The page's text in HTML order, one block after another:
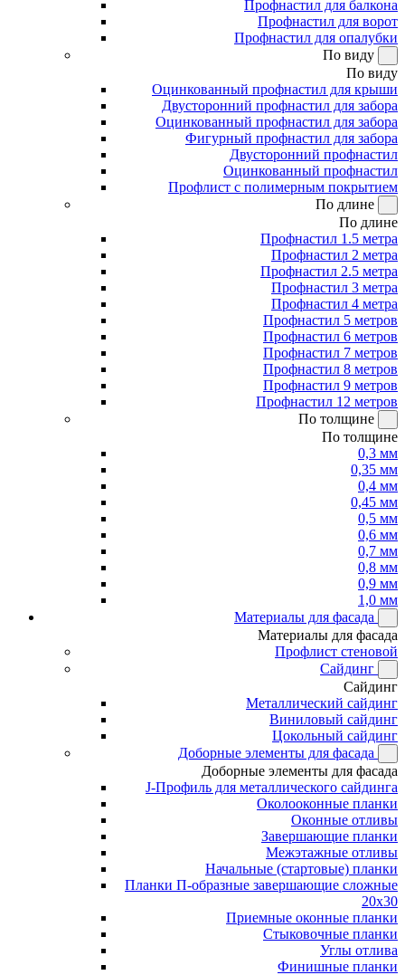
Профнастил для балкона
Профнастил для ворот
Профнастил для опалубки
По виду
По виду
Оцинкованный профнастил для крыши
Двусторонний профнастил для забора
Оцинкованный профнастил для забора
Фигурный профнастил для забора
Двусторонний профнастил
Оцинкованный профнастил
Профлист с полимерным покрытием
По длине
По длине
Профнастил 1.5 метра
Профнастил 2 метра
Профнастил 2.5 метра
Профнастил 3 метра
Профнастил 4 метра
Профнастил 5 метров
Профнастил 6 метров
Профнастил 7 метров
Профнастил 8 метров
Профнастил 9 метров
Профнастил 12 метров
По толщине
По толщине
0,3 мм
0,35 мм
0,4 мм
0,45 мм
0,5 мм
0,6 мм
0,7 мм
0,8 мм
0,9 мм
1,0 мм
Материалы для фасада
Материалы для фасада
Профлист стеновой
Сайдинг
Сайдинг
Металлический сайдинг
Виниловый сайдинг
Цокольный сайдинг
Доборные элементы для фасада
Доборные элементы для фасада
J-Профиль для металлического сайдинга
Околооконные планки
Оконные отливы
Завершающие планки
Межэтажные отливы
Начальные (стартовые) планки
Планки П-образные завершающие сложные
20x30
Приемные оконные планки
Стыковочные планки
Углы отлива
Финишные планки